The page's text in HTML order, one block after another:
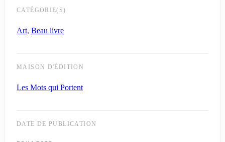
CATÉGORIE(S)
Art, Beau livre
MAISON D'ÉDITION
Les Mots qui Portent
DATE DE PUBLICATION